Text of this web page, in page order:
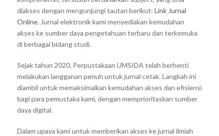
diakses dengan mengunjungi tautan berikut: Link Jurnal
Online. Jurnal elektronik kami menyediakan kemudahan
akses ke sumber daya pengetahuan terbaru dan terkemuka
di berbagai bidang studi.
Sejak tahun 2020, Perpustakaan UMSIDA telah berhenti
melakukan langganan penuh untuk jurnal cetak. Langkah ini
diambil untuk memaksimalkan kemudahan akses dan efisiensi
bagi para pemustaka kami, dengan memprioritaskan sumber
daya digital.
Dalam upaya kami untuk memberikan akses ke jurnal ilmiah